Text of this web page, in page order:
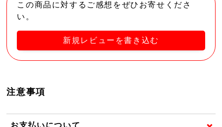
この商品に対するご感想をぜひお寄せくださ
い。
新規レビューを書き込む
注意事項
お支払いについて